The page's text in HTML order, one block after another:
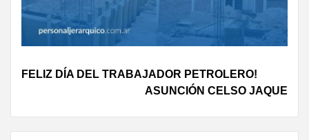
Continue
FELIZ DÍA DEL TRABAJADOR PETROLERO!
ASUNCIÓN CELSO JAQUE